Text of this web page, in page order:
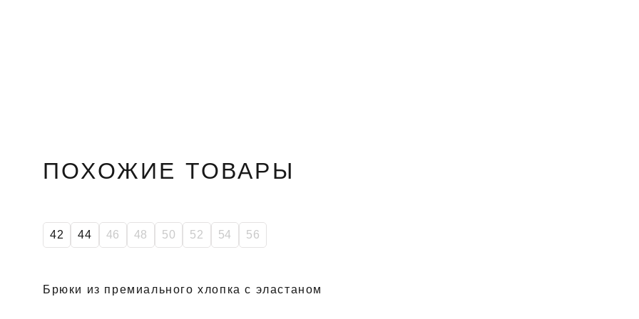
ПОХОЖИЕ ТОВАРЫ
42 44 46 48 50 52 54 56
Брюки из премиального хлопка с эластаном